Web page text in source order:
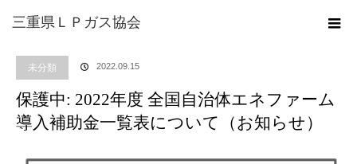
三重県ＬＰガス協会
ブログ
未分類 保護中: 2022年度 全国自治体エネファーム導入補助
未分類 2022.09.15
保護中: 2022年度 全国自治体エネファーム
導入補助金一覧表について（お知らせ）